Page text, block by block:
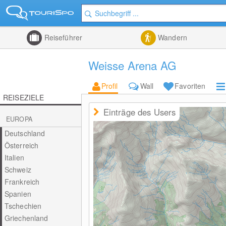
Reiseführer Wandern
Weisse Arena AG
Profil Wall Favoriten
REISEZIELE
EUROPA
Deutschland
Österreich
Italien
Schweiz
Frankreich
Spanien
Tschechien
Griechenland
Einträge des Users